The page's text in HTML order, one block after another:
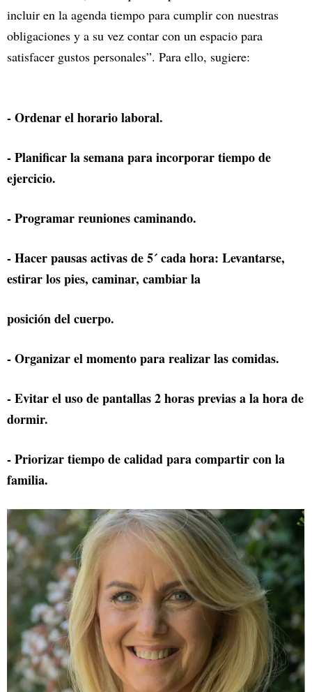
incluir en la agenda tiempo para cumplir con nuestras
obligaciones y a su vez contar con un espacio para
satisfacer gustos personales”. Para ello, sugiere:
- Ordenar el horario laboral.
- Planificar la semana para incorporar tiempo de
ejercicio.
- Programar reuniones caminando.
- Hacer pausas activas de 5´ cada hora: Levantarse,
estirar los pies, caminar, cambiar la
posición del cuerpo.
- Organizar el momento para realizar las comidas.
- Evitar el uso de pantallas 2 horas previas a la hora de
dormir.
- Priorizar tiempo de calidad para compartir con la
familia.